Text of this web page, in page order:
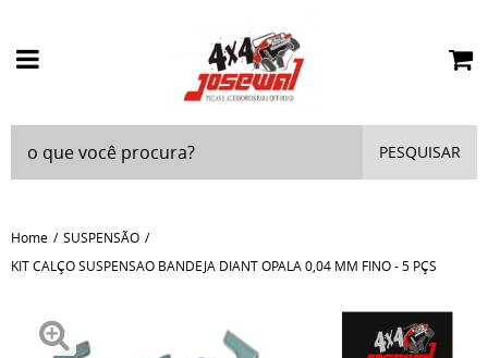
PESQUISAR
Home
SUSPENSÃO
KIT CALÇO SUSPENSAO BANDEJA DIANT OPALA 0,04 MM FINO - 5 PÇS